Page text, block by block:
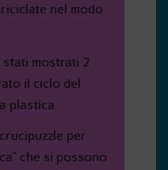
nel modo
stati mostrati 2
il ciclo del
plastica
per
che si possono